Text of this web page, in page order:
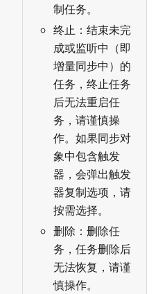
制任务。
终止：结束未完
成或监听中（即
增量同步中）的
任务，终止任务
后无法重启任
务，请谨慎操
作。如果同步对
象中包含触发
器，会弹出触发
器复制选项，请
按需选择。
删除：删除任
务，任务删除后
无法恢复，请谨
慎操作。